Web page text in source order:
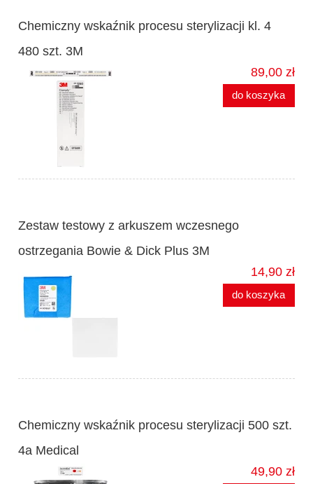
Chemiczny wskaźnik procesu sterylizacji kl. 4
480 szt. 3M
89,00 zł
do koszyka
Zestaw testowy z arkuszem wczesnego
ostrzegania Bowie & Dick Plus 3M
14,90 zł
do koszyka
Chemiczny wskaźnik procesu sterylizacji 500 szt.
4a Medical
49,90 zł